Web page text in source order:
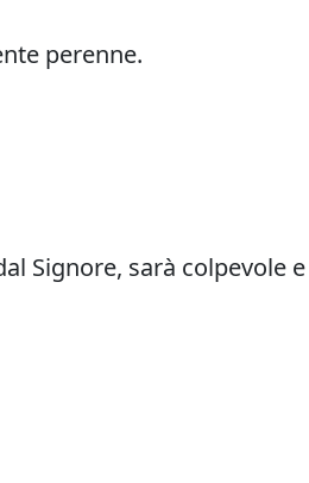
perenne.
Signore, sarà colpevole